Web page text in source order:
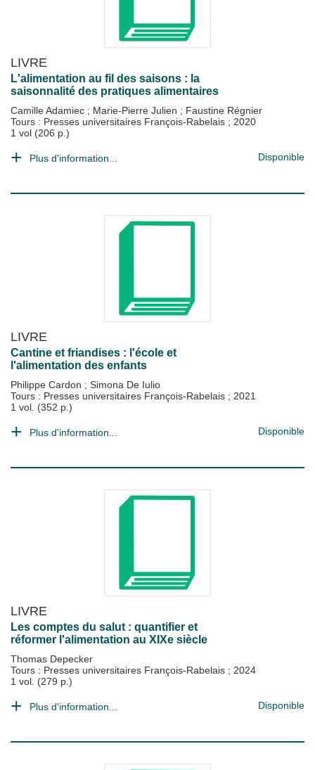
LIVRE
L'alimentation au fil des saisons : la
saisonnalité des pratiques alimentaires
Camille Adamiec ; Marie-Pierre Julien ; Faustine Régnier
Tours : Presses universitaires François-Rabelais ; 2020
1 vol (206 p.)
Plus d'information... Disponible
LIVRE
Cantine et friandises : l'école et
l'alimentation des enfants
Philippe Cardon ; Simona De Iulio
Tours : Presses universitaires François-Rabelais ; 2021
1 vol. (352 p.)
Plus d'information... Disponible
LIVRE
Les comptes du salut : quantifier et
réformer l'alimentation au XIXe siècle
Thomas Depecker
Tours : Presses universitaires François-Rabelais ; 2024
1 vol. (279 p.)
Plus d'information... Disponible